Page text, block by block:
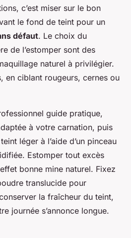
c’est miser sur le bon
le fond de teint pour un
défaut. Le choix du
de l’estomper sont des
naturel à privilégier.
en ciblant rougeurs, cernes ou
guide pratique,
à votre carnation, puis
léger à l’aide d’un pinceau
Estomper tout excès
bonne mine naturel. Fixez
translucide pour
la fraîcheur du teint,
journée s’annonce longue.